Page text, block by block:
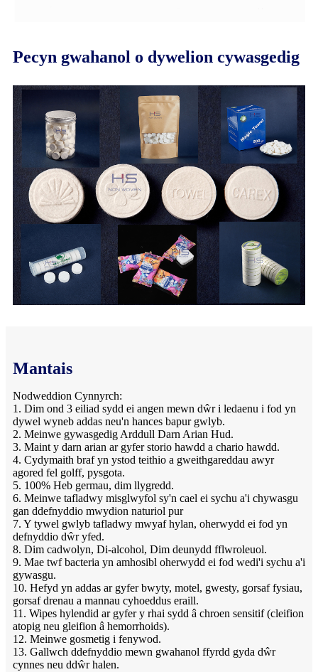
Pecyn gwahanol o dywelion cywasgedig
Mantais
Nodweddion Cynnyrch:
1. Dim ond 3 eiliad sydd ei angen mewn dŵr i ledaenu i fod yn
dywel wyneb addas neu'n hances bapur gwlyb.
2. Meinwe gywasgedig Arddull Darn Arian Hud.
3. Maint y darn arian ar gyfer storio hawdd a chario hawdd.
4. Cydymaith braf yn ystod teithio a gweithgareddau awyr
agored fel golff, pysgota.
5. 100% Heb germau, dim llygredd.
6. Meinwe tafladwy misglwyfol sy'n cael ei sychu a'i chywasgu
gan ddefnyddio mwydion naturiol pur
7. Y tywel gwlyb tafladwy mwyaf hylan, oherwydd ei fod yn
defnyddio dŵr yfed.
8. Dim cadwolyn, Di-alcohol, Dim deunydd fflwroleuol.
9. Mae twf bacteria yn amhosibl oherwydd ei fod wedi'i sychu a'i
gywasgu.
10. Hefyd yn addas ar gyfer bwyty, motel, gwesty, gorsaf fysiau,
gorsaf drenau a mannau cyhoeddus eraill.
11. Wipes hylendid ar gyfer y rhai sydd â chroen sensitif (cleifion
atopig neu gleifion â hemorrhoids).
12. Meinwe gosmetig i fenywod.
13. Gallwch ddefnyddio mewn gwahanol ffyrdd gyda dŵr
cynnes neu ddŵr halen.